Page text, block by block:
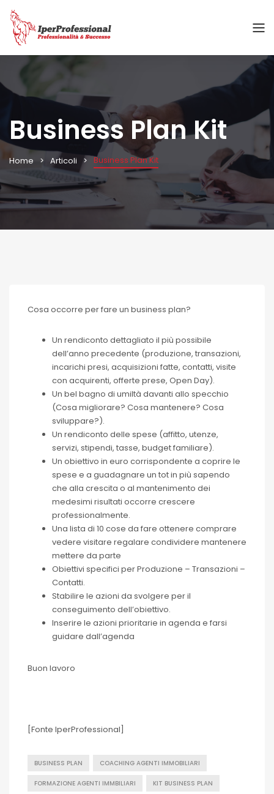
Business Plan Kit
Home Articoli Business Plan Kit
Cosa occorre per fare un business plan?
Un rendiconto dettagliato il più possibile
dell’anno precedente (produzione, transazioni,
incarichi presi, acquisizioni fatte, contatti, visite
con acquirenti, offerte prese, Open Day).
Un bel bagno di umiltà davanti allo specchio
(Cosa migliorare? Cosa mantenere? Cosa
sviluppare?).
Un rendiconto delle spese (affitto, utenze,
servizi, stipendi, tasse, budget familiare).
Un obiettivo in euro corrispondente a coprire le
spese e a guadagnare un tot in più sapendo
che alla crescita o al mantenimento dei
medesimi risultati occorre crescere
professionalmente.
Una lista di 10 cose da fare ottenere comprare
vedere visitare regalare condividere mantenere
mettere da parte
Obiettivi specifici per Produzione – Transazioni –
Contatti.
Stabilire le azioni da svolgere per il
conseguimento dell’obiettivo.
Inserire le azioni prioritarie in agenda e farsi
guidare dall’agenda
Buon lavoro
[Fonte IperProfessional]
BUSINESS PLAN COACHING AGENTI IMMOBILIARI
FORMAZIONE AGENTI IMMBILIARI KIT BUSINESS PLAN